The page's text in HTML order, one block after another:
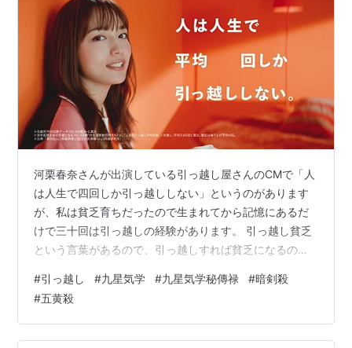
河栗春奈さんが出演している引っ越し屋さんのCMで「人
は人生で四回しか引っ越ししない」というのがあります
が、私は貧乏育ちだったので生まれてから記憶にあるだ
けで三十回は引っ越しの経験があります。 引っ越し貧乏
という言葉があるので、引っ越しすれば貧乏になるの
家住まいだと気楽に何度も引っ越しもできますが、持ち
家だとそうは簡単には引っ越しはできません。 江戸の浮
世絵師の葛飾北斎は生涯９３回も引っ越したようです
が、それとは無関係ですが当時の江戸は地方からの不法
#引っ越し #九星気学 #九星気学秘傳禄 #暗剣殺
#五黄殺